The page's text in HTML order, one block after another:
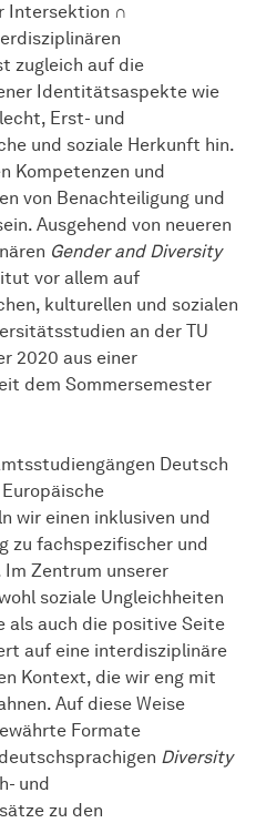
Intersektion ∩
zugleich auf die
Identitätsaspekte wie
Erst- und
und soziale Herkunft hin.
Kompetenzen und
von Benachteiligung und
Ausgehend von neueren
Gender and Diversity
vor allem auf
kulturellen und sozialen
an der TU
2020 aus einer
dem Sommersemester
Deutsch
wir einen inklusiven und
zu fachspezifischer und
Zentrum unserer
soziale Ungleichheiten
als auch die positive Seite
auf eine interdisziplinäre
Kontext, die wir eng mit
Auf diese Weise
Formate
Diversity
und
zu den